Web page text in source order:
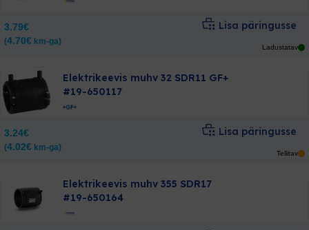
3.79€
(4.70€ km-ga)
Lisa päringusse
Ladustatav
Elektrikeevis muhv 32 SDR11 GF+
#19-650117
3.24€
(4.02€ km-ga)
Lisa päringusse
Tellitav
Elektrikeevis muhv 355 SDR17
#19-650164